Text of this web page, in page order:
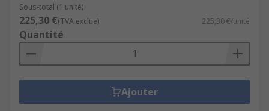
Sous-total (1 unité)
225,30 €(TVA exclue) 225,30 €/unité
Quantité
Ajouter